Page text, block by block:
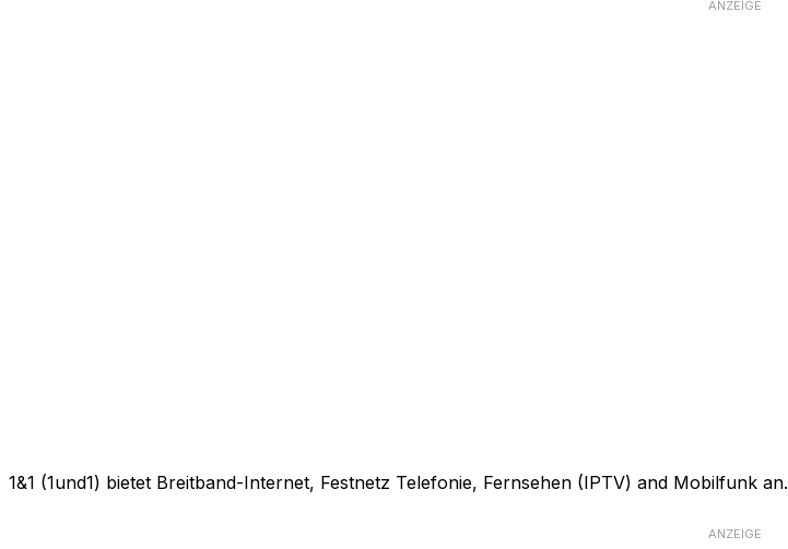
ANZEIGE
1&1 (1und1) bietet Breitband-Internet, Festnetz Telefonie, Fernsehen (IPTV) and Mobilfunk an.
ANZEIGE